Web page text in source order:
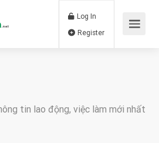
Log In
tin lao động, việc làm mới nhất